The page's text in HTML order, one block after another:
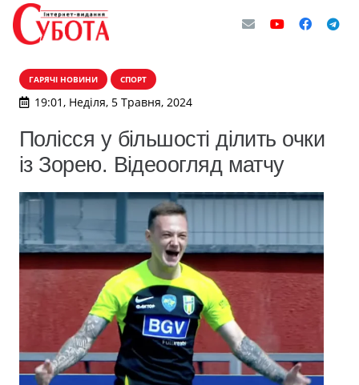
ГАРЯЧІ НОВИНИ СПОРТ
19:01, Неділя, 5 Травня, 2024
Полісся у більшості ділить очки
із Зорею. Відеоогляд матчу